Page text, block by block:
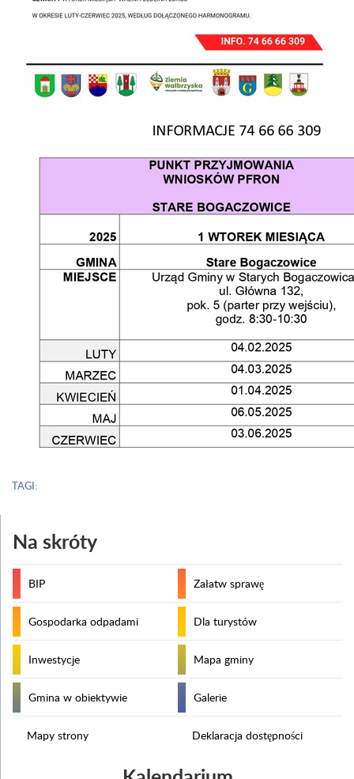
TAGI:
Na skróty
BIP Załatw sprawę
Gospodarka odpadami Dla turystów
Inwestycje Mapa gminy
Gmina w obiektywie Galerie
Mapy strony Deklaracja dostępności